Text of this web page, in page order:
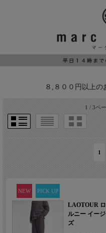
８,８００円以上の
1 / 3ペ
1
NEW PICK UP
LAOTOUR
ルニー イー
ズ